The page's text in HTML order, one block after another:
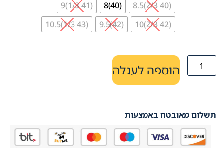
(40 2/3)8.5
(40)8
(41 1/3)9
(42 2/3)10
(42)9.5
(43 1/3)10.5
הוספה לעגלה
תשלום מאובטח באמצעות